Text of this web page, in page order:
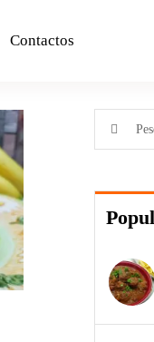
Contactos